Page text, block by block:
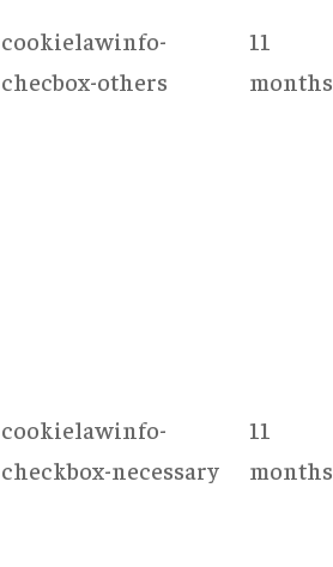
cookielawinfo-
checbox-others
11
months
cookielawinfo-
checkbox-necessary
11
months